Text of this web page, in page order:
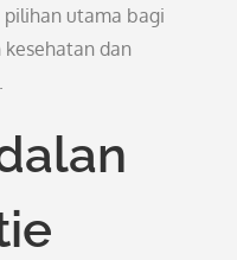
utama bagi
dan